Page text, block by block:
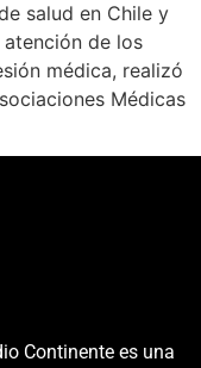
salud en Chile y
atención de los
médica, realizó
Médicas
Continente es una